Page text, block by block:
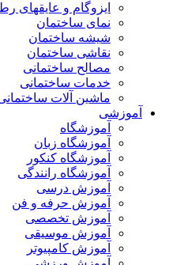
ایزوگام و عایقهای
نمای ساختمان
شیشه ساختمان
نقاشی ساختمان
مصالح ساختمانی
خدمات ساختمانی
ماشین آلات
آموزشی
آموزشگاه
آموزشگاه زبان
آموزشگاه کنکور
آموزشگاه رانندگی
آموزش درسی
آموزش حرفه و فن
آموزش تخصصی
آموزش موسیقی
آموزش کامپیوتر